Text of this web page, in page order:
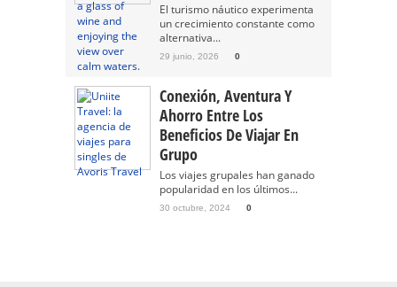
El turismo náutico experimenta
un crecimiento constante como
alternativa...
29 junio, 2026 0
Conexión, Aventura Y
Ahorro Entre Los
Beneficios De Viajar En
Grupo
Los viajes grupales han ganado
popularidad en los últimos...
30 octubre, 2024 0